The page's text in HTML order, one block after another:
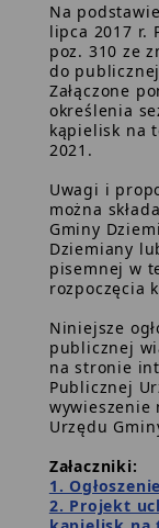
Na
lipca 2017 r.
poz. 310 ze
do
Załączone
określenia
kąpielisk na
2021.
Uwagi i
można
Gminy
Dziemiany
pisemnej w
rozpoczęcia
Niniejsze
publicznej
na stronie
Publicznej
wywieszenie
Urzędu
Załaczniki:
1. Ogłoszenie
2. Projekt